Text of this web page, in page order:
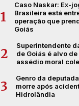
1
Caso Naskar: Ex-
Brasileira está
operação que
Goiás
2
Superintendente
de Goiás é alvo
assédio moral
3
Genro da
morre após
Hidrolândia